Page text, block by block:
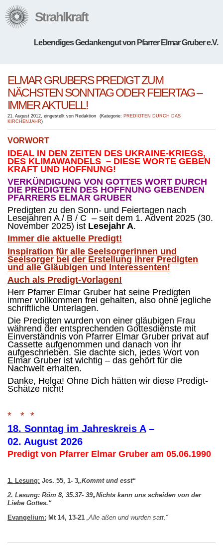
Strahlkraft
Lebendiges Gedankengut von Pfarrer Elmar Gruber e.V.
ELMAR GRUBERS PREDIGT ZUM
NÄCHSTEN SONNTAG ODER FEIERTAG –
IMMER AKTUELL!
21. August 2012, eingestellt von Redaktion (Kategorie: PREDIGTEN DURCH DAS
KIRCHENJAHR)
VORWORT
IDEAL IN DEN ZEITEN DES UKRAINE-KRIEGS,
DES KLIMAWANDELS – DIESE WORTE GEBEN
KRAFT UND HOFFNUNG!
VERKÜNDIGUNG VON GOTTES WORT DURCH
DIE PREDIGTEN DES HOFFNUNG GEBENDEN
PFARRERS ELMAR GRUBER
Predigten zu den Sonn- und Feiertagen nach
Lesejahren A / B / C – seit dem 1. Advent 2025 (30.
November 2025) ist Lesejahr A.
Immer die aktuelle Predigt!
Inspiration für alle Seelsorgerinnen und
Seelsorger bei der Erstellung ihrer Predigten
und alle Gläubigen und Interessenten!
Auch als Predigt-Vorlagen!
Herr Pfarrer Elmar Gruber hat seine Predigten
immer vollkommen frei gehalten, also ohne jegliche
schriftliche Unterlagen.
Die Predigten wurden von einer gläubigen Frau
während der entsprechenden Gottesdienste mit
Einverständnis von Pfarrer Elmar Gruber privat auf
Cassette aufgenommen und danach von ihr
aufgeschrieben. Sie dachte sich, jedes Wort von
Elmar Gruber ist wichtig – das gehört für die
Nachwelt erhalten.
Danke, Helga! Ohne Dich hätten wir diese Predigt-
Schätze nicht!
* * *
18. Sonntag im Jahreskreis A–
02. August 2026
Predigt von Pfarrer Elmar Gruber am 05.06.1990
1. Lesung: Jes. 55, 1- 3„Kommt und esst“
2. Lesung: Röm 8, 35.37- 39„Nichts kann uns scheiden von der
Liebe Gottes.“
Evangelium: Mt 14, 13-21 „Alle aßen und wurden satt.“